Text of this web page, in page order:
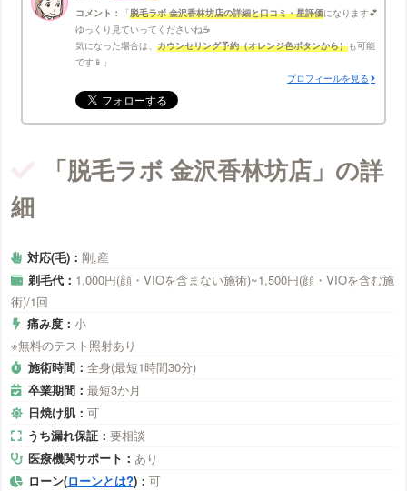
コメント：
脱毛ラボ 金沢香林坊店の詳細と口コミ・星評価になります💕
ゆっくり見ていってくださいね☕
気になった場合は、 カウンセリング予約（オレンジ色ボタンから）も可能
です📱
プロフィールを見る
「脱毛ラボ 金沢香林坊店」の詳
細
対応(毛)：剛,産
剃毛代： 1,000円(顔・VIOを含まない施術)~1,500円(顔・VIOを含む施
術)/1回
痛み度：小
※無料のテスト照射あり
施術時間： 全身(最短1時間30分)
卒業期間： 最短3か月
日焼け肌： 可
うち漏れ保証： 要相談
医療機関サポート：あり
ローン(ローンとは?)： 可